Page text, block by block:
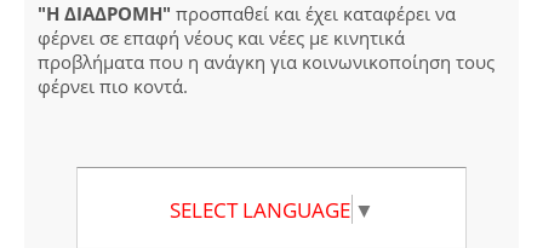
"Η ΔΙΑΔΡΟΜΗ" προσπαθεί και έχει καταφέρει να
φέρνει σε επαφή νέους και νέες με κινητικά
προβλήματα που η ανάγκη για κοινωνικοποίηση τους
φέρνει πιο κοντά.
SELECT LANGUAGE ▼